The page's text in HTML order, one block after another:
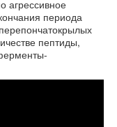
агрессивное
периода
пептиды,